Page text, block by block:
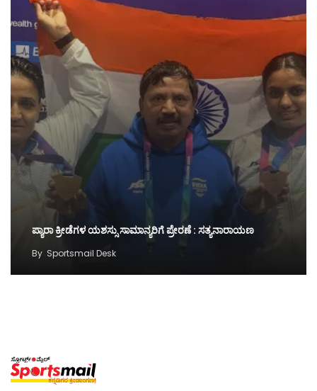
ಪ್ಯಾರಾ ಕ್ರೀಡೆಗಳ ಯಶಸ್ಸು ಸಾಮಾನ್ಯರಿಗೆ ಪ್ರೇರಣೆ : ಸತ್ಯನಾರಾಯಣ
By Sportsmail Desk